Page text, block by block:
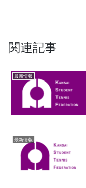
関連記事
最新情報
最新情報